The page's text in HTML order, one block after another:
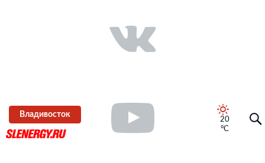
Владивосток
20
°C